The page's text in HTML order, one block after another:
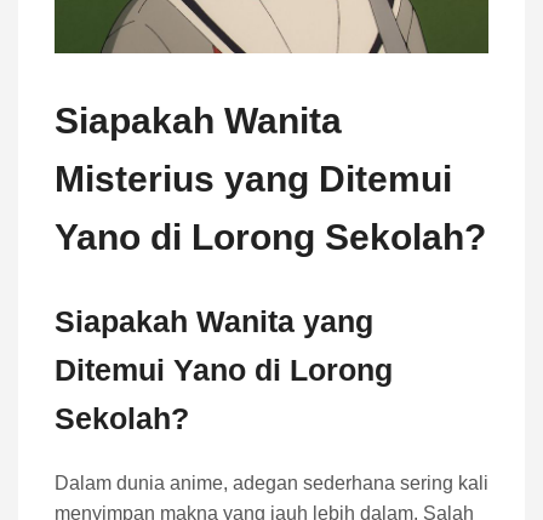
Siapakah Wanita
Misterius yang Ditemui
Yano di Lorong Sekolah?
Siapakah Wanita yang
Ditemui Yano di Lorong
Sekolah?
Dalam dunia anime, adegan sederhana sering kali
menyimpan makna yang jauh lebih dalam. Salah